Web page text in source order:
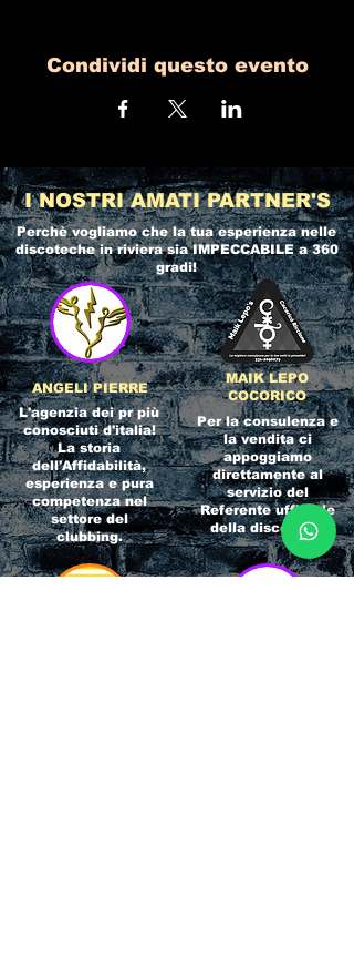
Condividi questo evento
I NOSTRI AMATI PARTNER'S
Perchè vogliamo che la tua esperienza nelle
discoteche in rivierasia IMPECCABILE a 360
gradi!
ANGELI PIERRE
L'agenzia dei pr più
conosciuti d'italia!
La storia
dell'Affidabilità,
esperienza e pura
competenza nel
settore del
clubbing.
MAIK LEPO
COCORICO
Per la consulenza e
la vendita ci
appoggiamo
direttamente al
servizio del
Referente ufficiale
della discoteca!